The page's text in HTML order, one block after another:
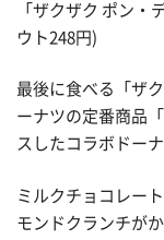
「ザクザク ポン・
ウト248円)
最後に食べる「ザ
ーナツの定番商品
スしたコラボドーナ
ミルクチョコレー
モンドクランチが